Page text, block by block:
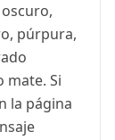
púrpura,
mate. Si
la página